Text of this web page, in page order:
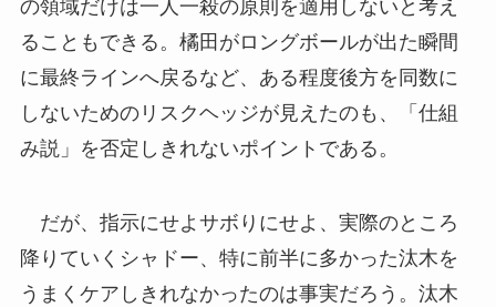
の領域だけは一人一殺の原則を適用しないと考え
ることもできる。橘田がロングボールが出た瞬間
に最終ラインへ戻るなど、ある程度後方を同数に
しないためのリスクヘッジが見えたのも、「仕組
み説」を否定しきれないポイントである。
だが、指示にせよサボりにせよ、実際のところ
降りていくシャドー、特に前半に多かった汰木を
うまくケアしきれなかったのは事実だろう。汰木